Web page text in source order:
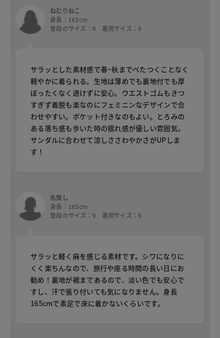
ねむりねこ
身長：163cm
普段のサイズ：9 着用サイズ：9
サラッとした素材感で春~秋までべたつくことなく
軽やかに着られる。生地は薄めでも裏地付でも厚
ぼったくなく透けずに安心。ウエストゴムもきつ
すぎず着脱も楽なのにフェミニンなデザインで合
わせやすい。ポケット付きなのもよい。とろみの
ある落ち感も歩いた時の揺れ感が優しい雰囲気。
サンダルに合わせて涼しささわやかさがUPしま
す！
名無し
身長：165cm
普段のサイズ：9 着用サイズ：9
サラッと軽く麻を感じる素材です。シワになりに
くく楽ちんなので、旅行や座る時間の長い日にお
勧め！裏地が裾まであるので、淡い色でも安心で
すし、汗で張り付いても気になりません。身長
165cmで素足で床に着かないくらいです。